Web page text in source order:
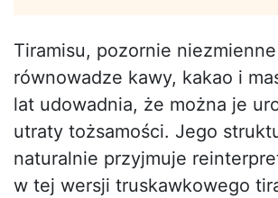
Tiramisu, pozornie
równowadze kawy, kakao i
lat udowadnia, że można je
utraty tożsamości. Jego
naturalnie przyjmuje
w tej wersji truskawkowego